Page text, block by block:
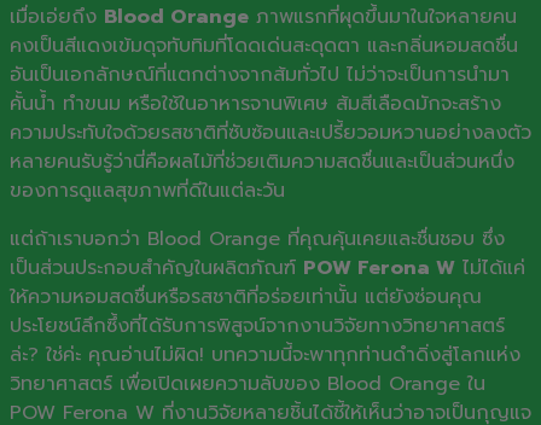
เมื่อเอ่ยถึง Blood Orange ภาพแรกที่ผุดขึ้นมาในใจหลายคน
คงเป็นสีแดงเข้มดุจทับทิมที่โดดเด่นสะดุดตา และกลิ่นหอมสดชื่น
อันเป็นเอกลักษณ์ที่แตกต่างจากส้มทั่วไป ไม่ว่าจะเป็นการนำมา
คั้นน้ำ ทำขนม หรือใช้ในอาหารจานพิเศษ ส้มสีเลือดมักจะสร้าง
ความประทับใจด้วยรสชาติที่ซับซ้อนและเปรี้ยวอมหวานอย่างลงตัว
หลายคนรับรู้ว่านี่คือผลไม้ที่ช่วยเติมความสดชื่นและเป็นส่วนหนึ่ง
ของการดูแลสุขภาพที่ดีในแต่ละวัน
แต่ถ้าเราบอกว่า Blood Orange ที่คุณคุ้นเคยและชื่นชอบ ซึ่ง
เป็นส่วนประกอบสำคัญในผลิตภัณฑ์ POW Ferona W ไม่ได้แค่
ให้ความหอมสดชื่นหรือรสชาติที่อร่อยเท่านั้น แต่ยังซ่อนคุณ
ประโยชน์ลึกซึ้งที่ได้รับการพิสูจน์จากงานวิจัยทางวิทยาศาสตร์
ล่ะ? ใช่ค่ะ คุณอ่านไม่ผิด! บทความนี้จะพาทุกท่านดำดิ่งสู่โลกแห่ง
วิทยาศาสตร์ เพื่อเปิดเผยความลับของ Blood Orange ใน
POW Ferona W ที่งานวิจัยหลายชิ้นได้ชี้ให้เห็นว่าอาจเป็นกุญแจ